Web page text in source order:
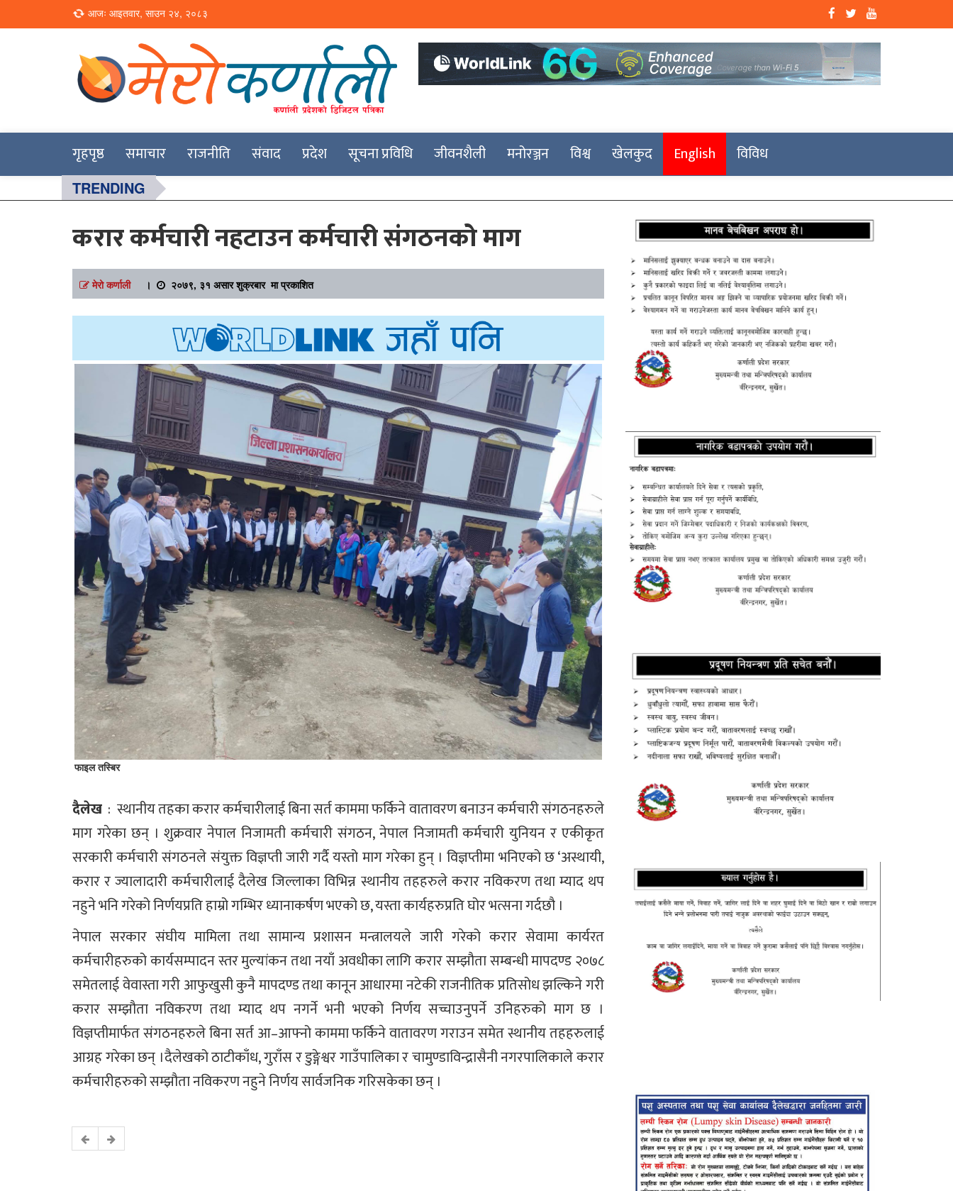
Loading...
आजः आइतवार, साउन २४, २०८३
Merokarnali
गृहपृष्ठ समाचार राजनीति संवाद प्रदेश सूचना प्रविधि जीवनशैली मनोरञ्जन विश्व खेलकुद English विविध
TRENDING
करार कर्मचारी नहटाउन कर्मचारी संगठनको माग
मेरो कर्णाली। २०७९, ३१ असार शुक्रबार मा प्रकाशित
फाइल तस्बिर
दैलेख : स्थानीय तहका करार कर्मचारीलाई बिना सर्त काममा फर्किने वातावरण बनाउन कर्मचारी संगठनहरुले
माग गरेका छन् । शुक्रवार नेपाल निजामती कर्मचारी संगठन, नेपाल निजामती कर्मचारी युनियन र एकीकृत
सरकारी कर्मचारी संगठनले संयुक्त विज्ञप्ती जारी गर्दै यस्तो माग गरेका हुन् । विज्ञप्तीमा भनिएको छ ‘अस्थायी,
करार र ज्यालादारी कर्मचारीलाई दैलेख जिल्लाका विभिन्न स्थानीय तहहरुले करार नविकरण तथा म्याद थप
नहुने भनि गरेको निर्णयप्रति हाम्रो गम्भिर ध्यानाकर्षण भएको छ, यस्ता कार्यहरुप्रति घोर भत्सना गर्दछौ ।
नेपाल सरकार संघीय मामिला तथा सामान्य प्रशासन मन्त्रालयले जारी गरेको करार सेवामा कार्यरत
कर्मचारीहरुको कार्यसम्पादन स्तर मुल्यांकन तथा नयाँ अवधीका लागि करार सम्झौता सम्बन्धी मापदण्ड २०७८
समेतलाई वेवास्ता गरी आफुखुसी कुनै मापदण्ड तथा कानून आधारमा नटेकी राजनीतिक प्रतिसोध झल्किने गरी
करार सम्झौता नविकरण तथा म्याद थप नगर्ने भनी भएको निर्णय सच्चाउनुपर्ने उनिहरुको माग छ ।
विज्ञप्तीमार्फत संगठनहरुले बिना सर्त आ–आफ्नो काममा फर्किने वातावरण गराउन समेत स्थानीय तहहरुलाई
आग्रह गरेका छन् ।दैलेखको ठाटीकाँध, गुराँस र डुङ्गेश्वर गाउँपालिका र चामुण्डाविन्द्रासैनी नगरपालिकाले करार
कर्मचारीहरुको सम्झौता नविकरण नहुने निर्णय सार्वजनिक गरिसकेका छन् ।